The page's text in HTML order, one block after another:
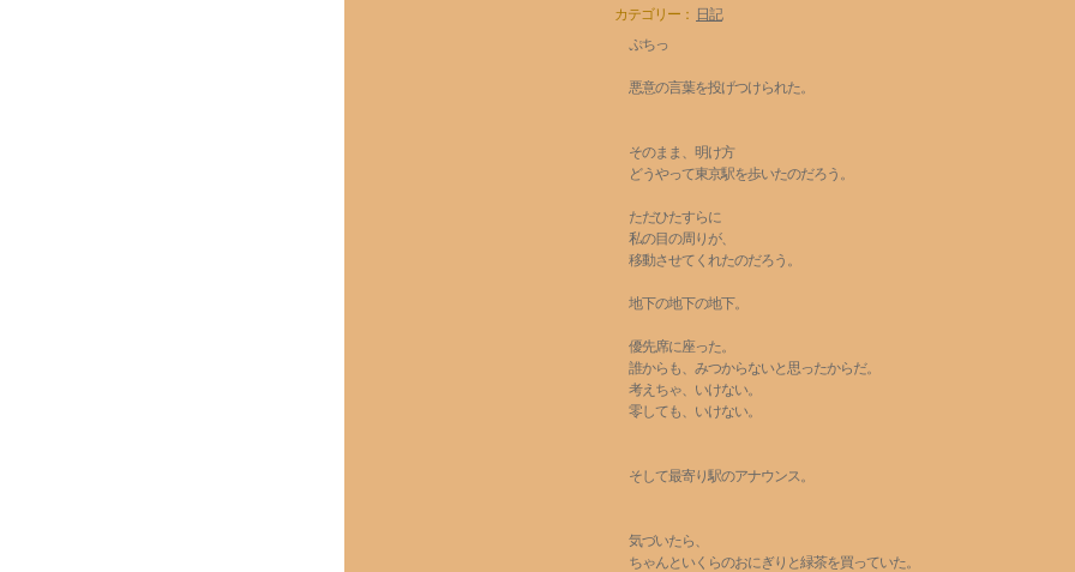
カテゴリー：
日記
ぷちっ
悪意の言葉を投げつけられた。
そのまま、明け方
どうやって東京駅を歩いたのだろう。
ただひたすらに
私の目の周りが、
移動させてくれたのだろう。
地下の地下の地下。
優先席に座った。
誰からも、みつからないと思ったからだ。
考えちゃ、いけない。
零しても、いけない。
そして最寄り駅のアナウンス。
気づいたら、
ちゃんといくらのおにぎりと緑茶を買っていた。